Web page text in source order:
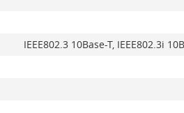
IEEE802.3 10Base-T, IEEE802.3i